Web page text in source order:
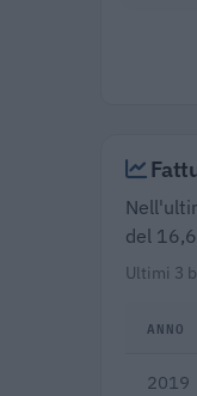
del
Ultimi 3
ANNO
2019